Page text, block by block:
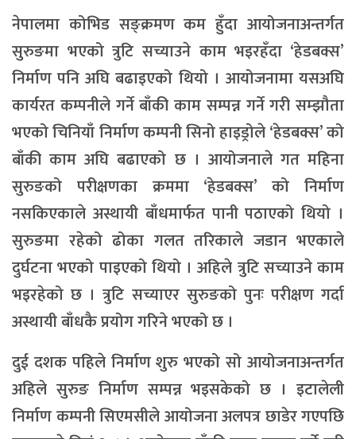
नेपालमा कोभिड सङ्क्रमण कम हुँदा आयोजनाअन्तर्गत
सुरुङमा भएको त्रुटि सच्याउने काम भइरहँदा ‘हेडबक्स’
निर्माण पनि अघि बढाइएको थियो । आयोजनामा यसअघि
कार्यरत कम्पनीले गर्ने बाँकी काम सम्पन्न गर्ने गरी सम्झौता
भएको चिनियाँ निर्माण कम्पनी सिनो हाइड्रोले ‘हेडबक्स’ को
बाँकी काम अघि बढाएको छ । आयोजनाले गत महिना
सुरुङको परीक्षणका क्रममा ‘हेडबक्स’ को निर्माण
नसकिएकाले अस्थायी बाँधमार्फत पानी पठाएको थियो ।
सुरुङमा रहेको ढोका गलत तरिकाले जडान भएकाले
दुर्घटना भएको पाइएको थियो । अहिले त्रुटि सच्याउने काम
भइरहेको छ । त्रुटि सच्याएर सुरुङको पुनः परीक्षण गर्दा
अस्थायी बाँधकै प्रयोग गरिने भएको छ ।
दुई दशक पहिले निर्माण शुरु भएको सो आयोजनाअन्तर्गत
अहिले सुरुङ निर्माण सम्पन्न भइसकेको छ । इटालेली
निर्माण कम्पनी सिएमसीले आयोजना अलपत्र छाडेर गएपछि